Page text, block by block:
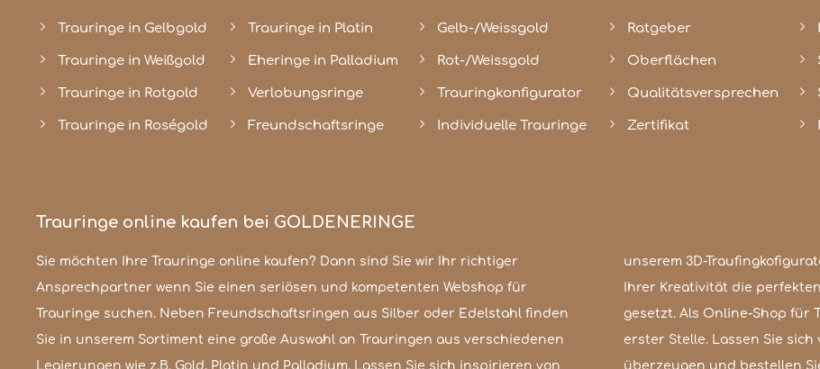
Trauringe in Gelbgold Trauringe in Platin Gelb-/Weissgold
Trauringe in Weißgold Eheringe in Palladium Rot-/Weissgold
Trauringe in Rotgold Verlobungsringe Trauringkonfigurator
Trauringe in Roségold Freundschaftsringe Individuelle Trauringe
Ratgeber
Oberflächen
Qualitätsversprechen
Zertifikat
Trauringe online kaufen bei GOLDENERINGE
Sie möchten Ihre Trauringe online kaufen? Dann sind Sie wir Ihr richtiger
Ansprechpartner wenn Sie einen seriösen und kompetenten Webshop für
Trauringe suchen. Neben Freundschaftsringen aus Silber oder Edelstahl finden
Sie in unserem Sortiment eine große Auswahl an Trauringen aus verschiedenen
Legierungen wie z.B. Gold, Platin und Palladium. Lassen Sie sich inspirieren von
unserem 3D-Traufingkofigurator. Ob schlicht und klassisch oder zeitlos elegant,
Ihrer Kreativität die perfekten Hochzeitsringe zu gestalten sind kaum Grenzen
gesetzt. Als Online-Shop für Trauringe steht für uns Kundenzufriedenheit an
erster Stelle. Lassen Sie sich von unserer Qualität und unserem Service
überzeugen und bestellen